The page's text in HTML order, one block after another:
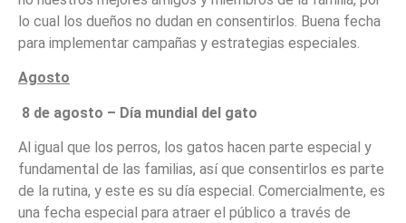
lo cual los dueños no dudan en consentirlos. Buena fecha
para implementar campañas y estrategias especiales.
Agosto
8 de agosto – Día mundial del gato
Al igual que los perros, los gatos hacen parte especial y
fundamental de las familias, así que consentirlos es parte
de la rutina, y este es su día especial. Comercialmente, es
una fecha especial para atraer el público a través de